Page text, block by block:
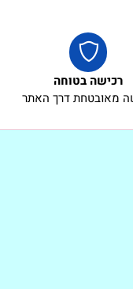
רכישה בטוחה
מאובטחת דרך האתר